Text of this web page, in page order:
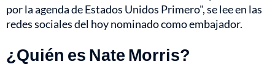
por la agenda de Estados Unidos Primero", se lee en las
redes sociales del hoy nominado como embajador.
¿Quién es Nate Morris?